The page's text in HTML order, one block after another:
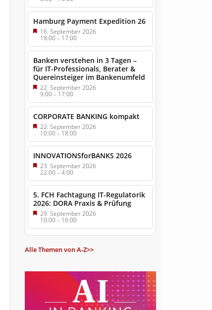
Hamburg Payment Expedition 26
16. September 2026
18:00– 17:00
Banken verstehen in 3 Tagen –
für IT-Professionals, Berater &
Quereinsteiger im Bankenumfeld
22. September 2026
9:00–17:00
CORPORATE BANKING kompakt
22. September 2026
10:00– 18:00
INNOVATIONSforBANKS 2026
23. September 2026
22:00–4:00
5. FCH Fachtagung IT-Regulatorik
2026: DORA Praxis & Prüfung
29. September 2026
10:00– 16:00
Alle Themen von A-Z>>